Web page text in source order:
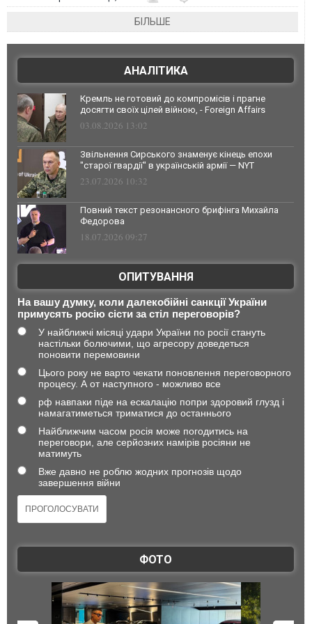
БІЛЬШЕ
АНАЛІТИКА
Кремль не готовий до компромісів і прагне
досягти своїх цілей війною, - Foreign Affairs
03.08.2026 13:02
Звільнення Сирського знаменує кінець епохи
"старої гвардії" в українській армії — NYT
23.07.2026 10:32
Повний текст резонансного брифінга Михайла
Федорова
18.07.2026 09:27
ОПИТУВАННЯ
На вашу думку, коли далекобійні санкції України
примусять росію сісти за стіл переговорів?
У найближчі місяці удари України по росії стануть
настільки болючими, що агресору доведеться
поновити перемовини
Цього року не варто чекати поновлення переговорного
процесу. А от наступного - можливо все
рф навпаки піде на ескалацію попри здоровий глузд і
намагатиметься триматися до останнього
Найближчим часом росія може погодитись на
переговори, але серйозних намірів росіяни не
матимуть
Вже давно не роблю жодних прогнозів щодо
завершення війни
ФОТО